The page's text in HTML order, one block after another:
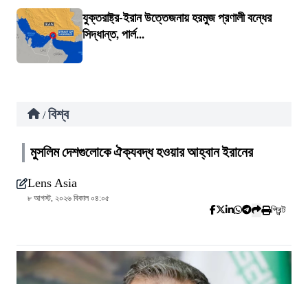
যুক্তরাষ্ট্র-ইরান উত্তেজনায় হরমুজ প্রণালী বন্ধের
সিদ্ধান্ত, পার্ল...
/ বিশ্ব
মুসলিম দেশগুলোকে ঐক্যবদ্ধ হওয়ার আহ্বান ইরানের
Lens Asia
৮ আগস্ট, ২০২৬ বিকাল ০৪:০৫
প্রিন্ট